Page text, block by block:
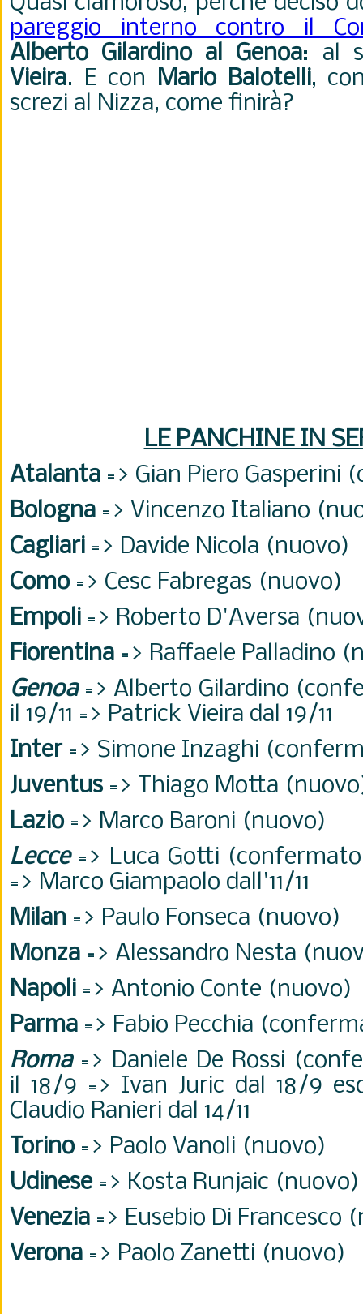
pareggio interno contro il
Alberto Gilardino al Genoa: al
Vieira. E con Mario Balotelli,
screzi al Nizza, come finirà?
LE PANCHINE IN
Atalanta => Gian Piero Gasperini
Bologna => Vincenzo Italiano
Cagliari => Davide Nicola (nuovo)
Como => Cesc Fabregas (nuovo)
Empoli => Roberto D'Aversa
Fiorentina => Raffaele Palladino
Genoa => Alberto Gilardino
il 19/11 => Patrick Vieira dal 19/11
Inter => Simone Inzaghi
Juventus => Thiago Motta
Lazio => Marco Baroni (nuovo)
Lecce => Luca Gotti
=> Marco Giampaolo dall'11/11
Milan => Paulo Fonseca (nuovo)
Monza => Alessandro Nesta
Napoli => Antonio Conte (nuovo)
Parma => Fabio Pecchia
Roma => Daniele De Rossi
il 18/9 => Ivan Juric dal 18/9
Claudio Ranieri dal 14/11
Torino => Paolo Vanoli (nuovo)
Udinese => Kosta Runjaic (nuovo)
Venezia => Eusebio Di Francesco
Verona => Paolo Zanetti (nuovo)